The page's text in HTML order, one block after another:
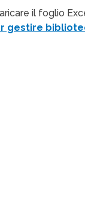
il foglio
gestire